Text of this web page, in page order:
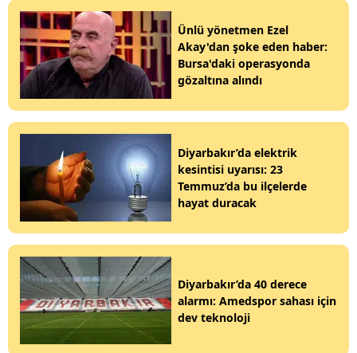
Ünlü yönetmen Ezel
Akay'dan şoke eden haber:
Bursa'daki operasyonda
gözaltına alındı
Diyarbakır’da elektrik
kesintisi uyarısı: 23
Temmuz’da bu ilçelerde
hayat duracak
Diyarbakır’da 40 derece
alarmı: Amedspor sahası için
dev teknoloji